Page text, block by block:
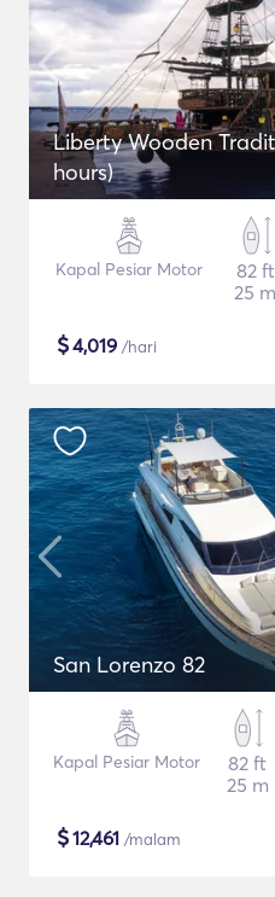
Liberty Wooden
hours)
Kapal Pesiar Motor
82 ft
25 m
$4,019 /hari
San Lorenzo 82
Kapal Pesiar Motor
82 ft
25 m
$12,461 /malam